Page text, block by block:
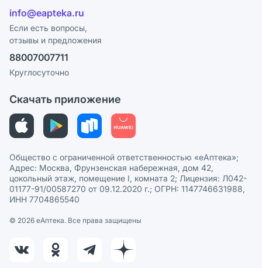
Лицензия
Реклама на сайте
Ваши товары на ЕАПТЕКЕ
Программа СберСпасибо
Политика конфиденциальности
Пользовательское соглашение
Политика рекомендаций
Этика и соответствие
Политика в отношении обработки персональных данных
info@eapteka.ru
Если есть вопросы,
отзывы и предложения
88007007711
Круглосуточно
Скачать приложение
Общество с ограниченной ответственностью «еАптека»;
Адрес: Москва, Фрунзенская набережная, дом 42,
цокольный этаж, помещение I, комната 2; Лицензия: Л042-
01177-91/00587270 от 09.12.2020 г.; ОГРН: 1147746631988,
ИНН 7704865540
© 2026 eАптека. Все права защищены